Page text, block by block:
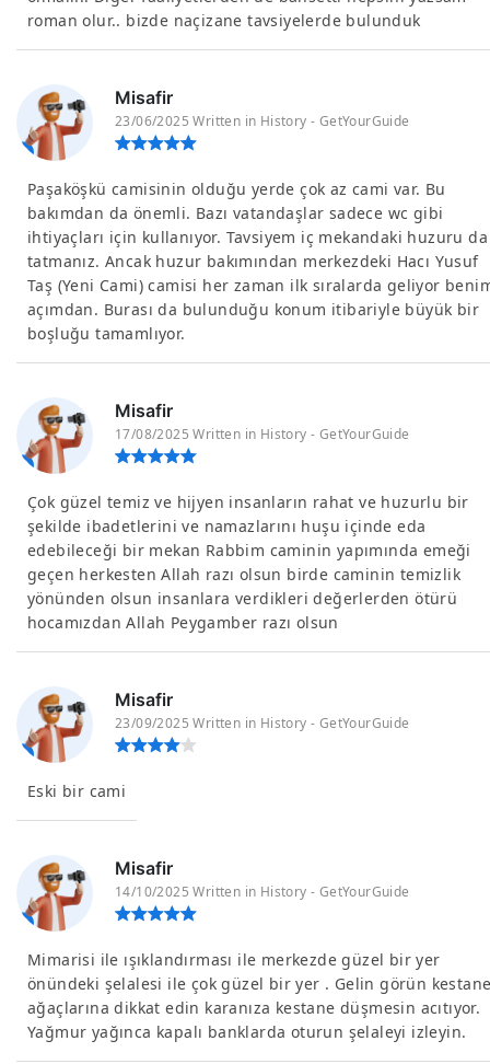
roman olur.. bizde naçizane tavsiyelerde bulunduk
Misafir
23/06/2025 Written in History - GetYourGuide
Paşaköşkü camisinin olduğu yerde çok az cami var. Bu
bakımdan da önemli. Bazı vatandaşlar sadece wc gibi
ihtiyaçları için kullanıyor. Tavsiyem iç mekandaki huzuru da
tatmanız. Ancak huzur bakımından merkezdeki Hacı Yusuf
Taş (Yeni Cami) camisi her zaman ilk sıralarda geliyor
açımdan. Burası da bulunduğu konum itibariyle büyük bir
boşluğu tamamlıyor.
Misafir
17/08/2025 Written in History - GetYourGuide
Çok güzel temiz ve hijyen insanların rahat ve huzurlu bir
şekilde ibadetlerini ve namazlarını huşu içinde eda
edebileceği bir mekan Rabbim caminin yapımında emeği
geçen herkesten Allah razı olsun birde caminin temizlik
yönünden olsun insanlara verdikleri değerlerden ötürü
hocamızdan Allah Peygamber razı olsun
Misafir
23/09/2025 Written in History - GetYourGuide
Eski bir cami
Misafir
14/10/2025 Written in History - GetYourGuide
Mimarisi ile ışıklandırması ile merkezde güzel bir yer
önündeki şelalesi ile çok güzel bir yer . Gelin görün
ağaçlarına dikkat edin karanıza kestane düşmesin acıtıyor.
Yağmur yağınca kapalı banklarda oturun şelaleyi izleyin.